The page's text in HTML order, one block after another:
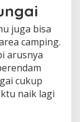
juga bisa
camping.
arusnya
cukup
naik lagi